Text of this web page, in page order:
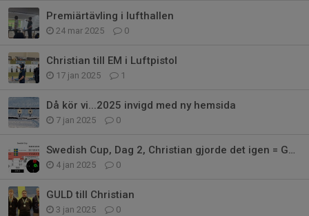
Premiärtävling i lufthallen
24 mar 2025 0
Christian till EM i Luftpistol
17 jan 2025 1
Då kör vi...2025 invigd med ny hemsida
7 jan 2025 0
Swedish Cup, Dag 2, Christian gjorde det igen = GULD
4 jan 2025 0
GULD till Christian
3 jan 2025 0